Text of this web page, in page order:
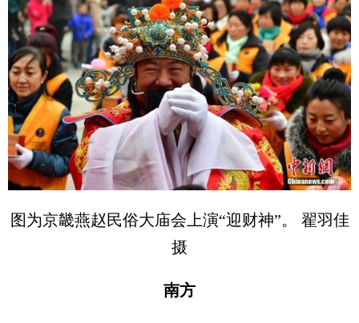
图为京畿燕赵民俗大庙会上演“迎财神”。 翟羽佳
摄
南方